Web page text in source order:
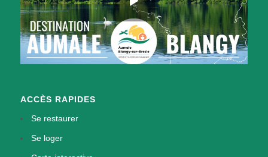
ACCÈS RAPIDES
Se restaurer
Se loger